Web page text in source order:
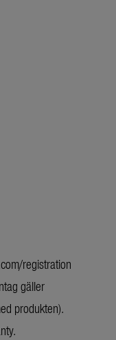
registration
gäller
produkten).